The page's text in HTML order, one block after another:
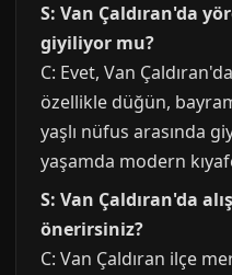
S: Van Çaldıran'da
giyiliyor mu?
C: Evet, Van
özellikle düğün,
yaşlı nüfus arasında
yaşamda modern
S: Van Çaldıran'da
önerirsiniz?
C: Van Çaldıran ilçe